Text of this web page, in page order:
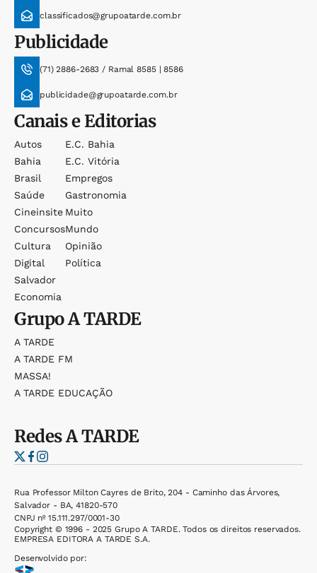
classificados@grupoatarde.com.br
Publicidade
(71) 2886-2683 / Ramal 8585 | 8586
publicidade@grupoatarde.com.br
Canais e Editorias
Autos
Bahia
Brasil
Saúde
Cineinsite
Concursos
Cultura
Digital
Salvador
Economia
E.c. Bahia
E.c. Vitória
Empregos
Gastronomia
Muito
Mundo
Opinião
Política
GrupoA TARDE
A TARDE
A TARDE FM
MASSA!
A TARDE EDUCAÇÃO
RedesA TARDE
Rua Professor Milton Cayres de Brito, 204 - Caminho das Árvores,
Salvador - BA, 41820-570
CNPJ nº 15.111.297/0001-30
Copyright © 1996 - 2025 Grupo A TARDE. Todos os direitos reservados.
EMPRESA EDITORA A TARDE S.A.
Desenvolvido por: